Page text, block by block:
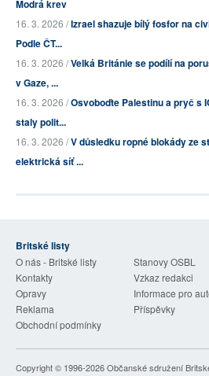
Modrá krev
16. 3. 2026 /Izrael shazuje bílý fosfor na
Podle ČT...
16. 3. 2026 /Velká Británie se podílí na
v Gaze, ...
16. 3. 2026 /Osvoboďte Palestinu a pryč s
staly polit...
16. 3. 2026 /V důsledku ropné blokády ze
elektrická síť ...
Britské listy
O nás - Britské listy
Stanovy OSBL
Kontakty
Vzkaz redakci
Opravy
Informace pro
Reklama
Příspěvky
Obchodní podmínky
Copyright © 1996-2026Občanské sdružení